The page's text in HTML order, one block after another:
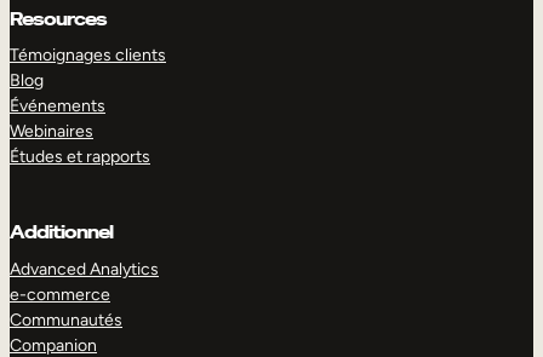
Resources
Témoignages clients
Blog
Événements
Webinaires
Études et rapports
Additionnel
Advanced Analytics
e-commerce
Communautés
Companion